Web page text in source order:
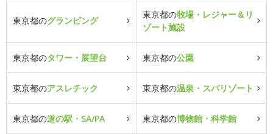
東京都のグランピング
東京都の牧場・レジャー＆リ
ゾート施設
東京都のタワー・展望台 東京都の公園
東京都のアスレチック 東京都の温泉・スパリゾート
東京都の道の駅・SA/PA 東京都の博物館・科学館